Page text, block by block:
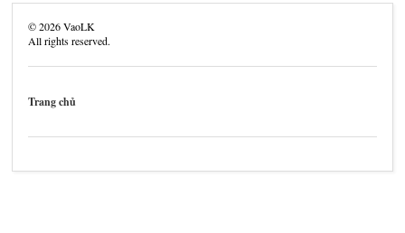
©2026VaoLK
All rights reserved.
Trang chủ